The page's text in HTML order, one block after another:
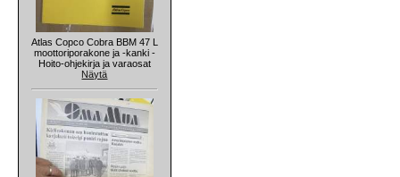
Atlas Copco Cobra BBM 47 L
moottoriporakone ja -kanki -
Hoito-ohjekirja ja varaosat
Näytä